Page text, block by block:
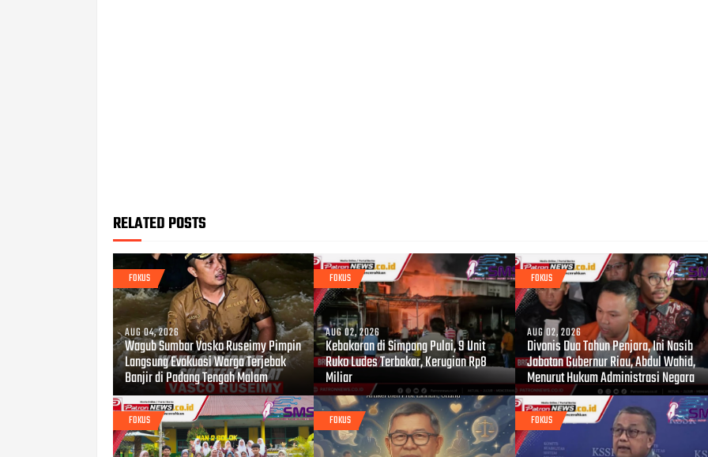
RELATED POSTS
FOKUS
AUG 04, 2026
Wagub Sumbar Vasko Ruseimy Pimpin
Langsung Evakuasi Warga Terjebak
Banjir di Padang Tengah Malam
FOKUS
AUG 02, 2026
Kebakaran di Simpang Pulai, 9 Unit
Ruko Ludes Terbakar, Kerugian Rp8
Miliar
FOKUS
AUG 02, 2026
Divonis Dua Tahun Penjara, Ini Nasib
Jabatan Gubernur Riau, Abdul Wahid,
Menurut Hukum Administrasi Negara
FOKUS FOKUS FOKUS